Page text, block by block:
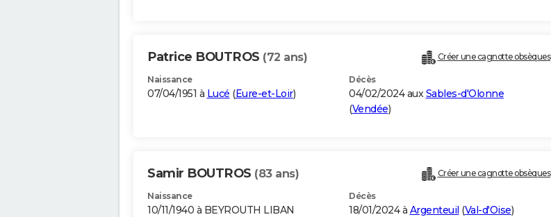
Patrice BOUTROS (72 ans) Créer une cagnotte obsèques
Naissance
07/04/1951 à Lucé (Eure-et-Loir)
Décès
04/02/2024 auxSables-d'Olonne
(Vendée)
Samir BOUTROS (83 ans) Créer une cagnotte obsèques
Naissance
10/11/1940 à BEYROUTH LIBAN
Décès
18/01/2024 à Argenteuil (Val-d'Oise)